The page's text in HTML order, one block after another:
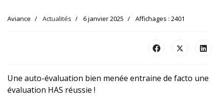
Aviance Actualités 6 janvier 2025 Affichages : 2401
Une auto-évaluation bien menée entraine de facto une
évaluation HAS réussie !